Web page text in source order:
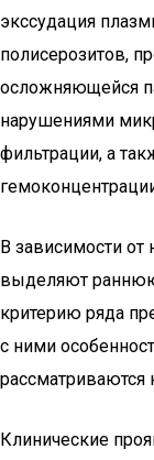
экссудация
полисерозитов,
осложняющейся
нарушениями
фильтрации, а
В зависимости от
выделяют
критерию ряда
с ними
рассматриваются
Клинические